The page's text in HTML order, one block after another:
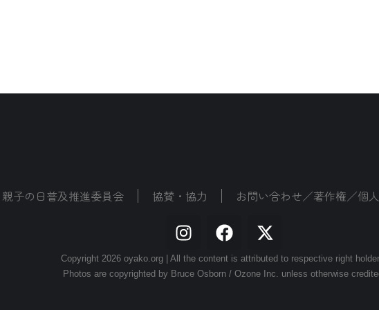
親子の日普及推進委員会 協賛・協力 お問い合わせ／著作権／個
Copyright 2026 oyako.org | All the content is attributed to respective right
Photos are copyrighted by Bruce Osborn / Ozone Inc. unless otherwise